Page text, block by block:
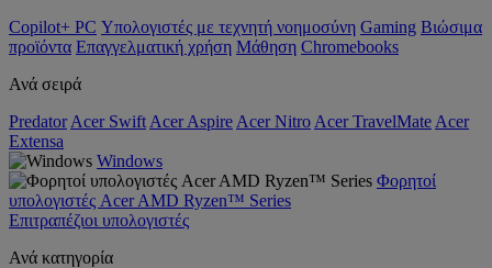
Copilot+ PC Υπολογιστές με τεχνητή νοημοσύνη Gaming Βιώσιμα
προϊόντα Επαγγελματική χρήση Μάθηση Chromebooks
Ανά σειρά
Predator Acer Swift Acer Aspire Acer Nitro Acer TravelMate Acer
Extensa
Windows
Φορητοί
υπολογιστές Acer AMD Ryzen™ Series
Επιτραπέζιοι υπολογιστές
Ανά κατηγορία